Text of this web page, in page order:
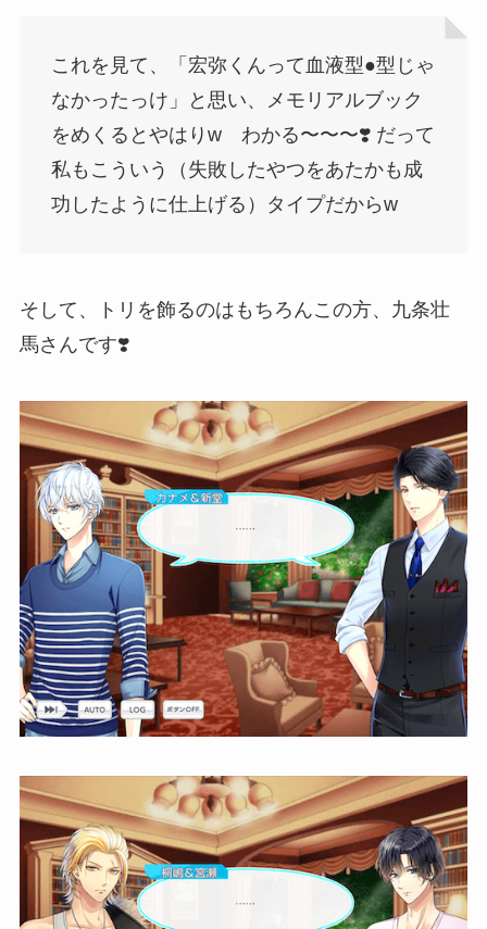
これを見て、「宏弥くんって血液型●型じゃ
なかったっけ」と思い、メモリアルブック
をめくるとやはりw わかる〜〜〜❣️ だって
私もこういう（失敗したやつをあたかも成
功したように仕上げる）タイプだからw
そして、トリを飾るのはもちろんこの方、九条壮
馬さんです❣️